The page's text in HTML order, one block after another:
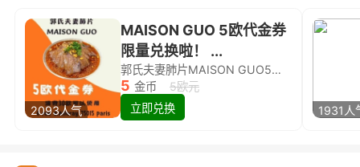
2093人气
MAISON GUO 5欧代金券
限量兑换啦！ ...
郭氏夫妻肺片MAISON GUO5欧代金券限量兑换啦！
5 金币
5欧元
立即兑换
1931人